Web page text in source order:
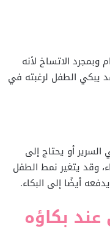
وبمجرد الاتساخ لأنه
الطفل لرغبته في
أو يحتاج إلى
وقد يتغير نمط الطفل
أيضًا إلى البكاء.
بكاؤه